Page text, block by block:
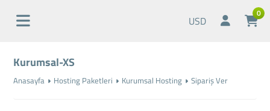
USD
0
Kurumsal-XS
Anasayfa Hosting Paketleri Kurumsal Hosting Sipariş Ver